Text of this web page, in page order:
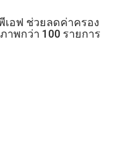
เอฟ ช่วยลดค่าครอง
พกว่า 100 รายการ